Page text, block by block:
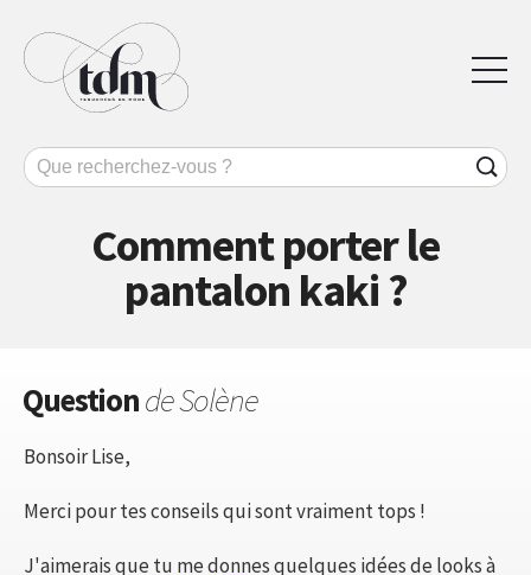
Comment porter le
pantalon kaki ?
Questionde Solène
Bonsoir Lise,
Merci pour tes conseils qui sont vraiment tops !
J'aimerais que tu me donnes quelques idées de looks à